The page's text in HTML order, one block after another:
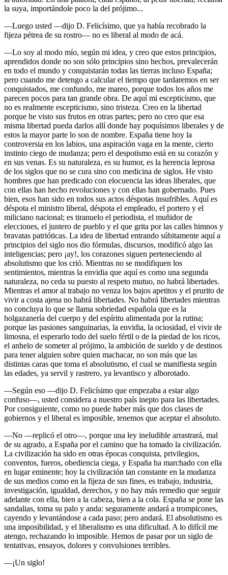
la suya, importándole poco la del prójimo...
—Luego usted —dijo D. Felicísimo, que ya había recobrado la
fijeza pétrea de su rostro— no es liberal al modo de acá.
—Lo soy al modo mío, según mi idea, y creo que estos principios,
aprendidos donde no son sólo principios sino hechos, prevalecerán
en todo el mundo y conquistarán todas las tierras incluso España;
pero cuando me detengo a calcular el tiempo que tardaremos en ser
conquistados, me confundo, me mareo, porque todos los años me
parecen pocos para tan grande obra. De aquí mi escepticismo, que
no es realmente escepticismo, sino tristeza. Creo en la libertad
porque he visto sus frutos en otras partes; pero no creo que esa
misma libertad pueda darlos allí donde hay poquísimos liberales y de
estos la mayor parte lo son de nombre. España tiene hoy la
controversia en los labios, una aspiración vaga en la mente, cierto
instinto ciego de mudanza; pero el despotismo está en su corazón y
en sus venas. Es su naturaleza, es su humor, es la herencia leprosa
de los siglos que no se cura sino con medicina de siglos. He visto
hombres que han predicado con elocuencia las ideas liberales, que
con ellas han hecho revoluciones y con ellas han gobernado. Pues
bien, esos han sido en todos sus actos déspotas insufribles. Aquí es
déspota el ministro liberal, déspota el empleado, el portero y el
miliciano nacional; es tiranuelo el periodista, el muñidor de
elecciones, el juntero de pueblo y el que grita por las calles himnos y
bravatas patrióticas. La idea de libertad entrando súbitamente aquí a
principios del siglo nos dio fórmulas, discursos, modificó algo las
inteligencias; pero ¡ay!, los corazones siguen perteneciendo al
absolutismo que los crió. Mientras no se modifiquen los
sentimientos, mientras la envidia que aquí es como una segunda
naturaleza, no ceda su puesto al respeto mutuo, no habrá libertades.
Mientras el amor al trabajo no venza los bajos apetitos y el prurito de
vivir a costa ajena no habrá libertades. No habrá libertades mientras
no concluya lo que se llama sobriedad española que es la
holgazanería del cuerpo y del espíritu alimentada por la rutina;
porque las pasiones sanguinarias, la envidia, la ociosidad, el vivir de
limosna, el esperarlo todo del suelo fértil o de la piedad de los ricos,
el anhelo de someter al prójimo, la ambición de sueldo y de destinos
para tener alguien sobre quien machacar, no son más que las
distintas caras que toma el absolutismo, el cual se manifiesta según
las edades, ya servil y rastrero, ya levantisco y alborotado.
—Según eso —dijo D. Felicísimo que empezaba a estar algo
confuso—, usted considera a nuestro país inepto para las libertades.
Por consiguiente, como no puede haber más que dos clases de
gobiernos y el liberal es imposible, tenemos que aceptar el absoluto.
—No —replicó el otro—, porque una ley ineludible arrastrará, mal
de su agrado, a España por el camino que ha tomado la civilización.
La civilización ha sido en otras épocas conquista, privilegios,
conventos, fueros, obediencia ciega, y España ha marchado con ella
en lugar eminente; hoy la civilización tan constante en la mudanza
de sus medios como en la fijeza de sus fines, es trabajo, industria,
investigación, igualdad, derechos, y no hay más remedio que seguir
adelante con ella, bien a la cabeza, bien a la cola. España se pone las
sandalias, toma su palo y anda: seguramente andará a trompicones,
cayendo y levantándose a cada paso; pero andará. El absolutismo es
una imposibilidad, y el liberalismo es una dificultad. A lo difícil me
atengo, rechazando lo imposible. Hemos de pasar por un siglo de
tentativas, ensayos, dolores y convulsiones terribles.
—¡Un siglo!